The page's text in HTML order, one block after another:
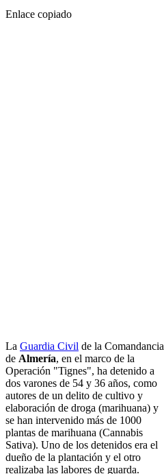
Enlace copiado
La Guardia Civil de la Comandancia
de Almería, en el marco de la
Operación "Tignes", ha detenido a
dos varones de 54 y 36 años, como
autores de un delito de cultivo y
elaboración de droga (marihuana) y
se han intervenido más de 1000
plantas de marihuana (Cannabis
Sativa). Uno de los detenidos era el
dueño de la plantación y el otro
realizaba las labores de guarda.